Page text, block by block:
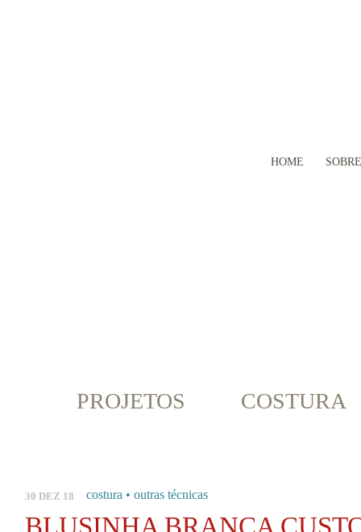
HOME SOBRE
PROJETOS COSTURA
30 DEZ 18 costura • outras técnicas
BLUSINHA BRANCA